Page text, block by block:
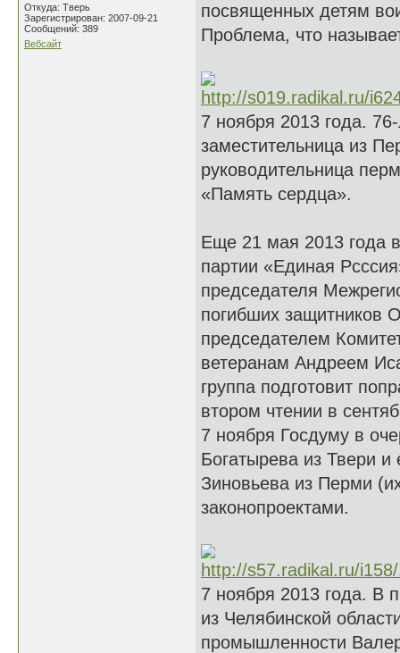
Откуда: Тверь
Зарегистрирован: 2007-09-21
Сообщений: 389
Вебсайт
посвященных детям
Проблема, что
7 ноября 2013 года.
заместительница из
руководительница
«Память сердца».
Еще 21 мая 2013 года
партии «Единая
председателя
погибших защитников
председателем
ветеранам Андреем
группа подготовит
втором чтении в
7 ноября Госдуму в
Богатырева из Твери и
Зиновьева из Перми
законопроектами.
7 ноября 2013 года. В
из Челябинской
промышленности